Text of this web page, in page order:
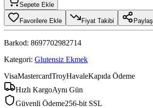
Sepete Ekle
Favorilere Ekle Fiyat Takibi Paylaş
Barkod: 8697702982714
Kategori: Glutensiz Ekmek
VisaMastercardTroyHavaleKapıda Ödeme
Hızlı KargoAynı Gün
Güvenli Ödeme256-bit SSL